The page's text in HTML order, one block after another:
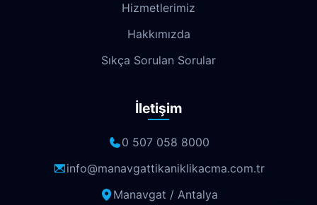
Hizmetlerimiz
Hakkımızda
Sıkça Sorulan Sorular
İletişim
0 507 058 8000
info@manavgattikaniklikacma.com.tr
Manavgat / Antalya